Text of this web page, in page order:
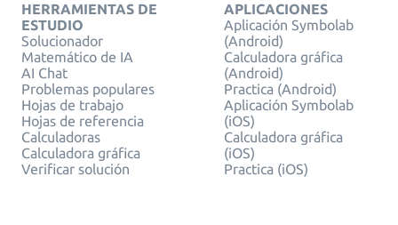
HERRAMIENTAS DE
ESTUDIO
Solucionador
Matemático de IA
AI Chat
Problemas populares
Hojas de trabajo
Hojas de referencia
Calculadoras
Calculadora gráfica
Verificar solución
APLICACIONES
Aplicación Symbolab
(Android)
Calculadora gráfica
(Android)
Practica (Android)
Aplicación Symbolab
(iOS)
Calculadora gráfica
(iOS)
Practica (iOS)